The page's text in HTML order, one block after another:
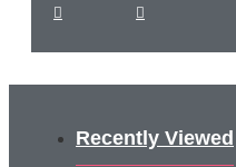
Recently Viewed